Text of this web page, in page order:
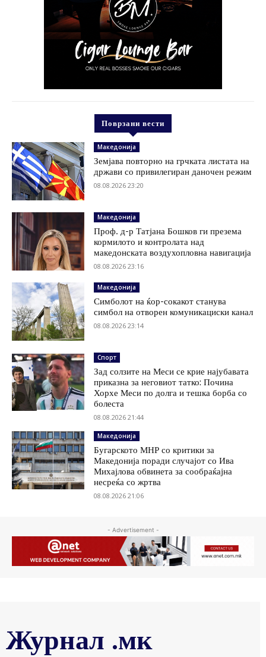
Поврзани вести
Македонија
Земјава повторно на грчката листата на
држави со привилегиран даночен режим
08.08.2026 23:20
Македонија
Проф. д-р Татјана Бошков ги презема
кормилото и контролата над
македонската воздухопловна навигација
08.08.2026 23:16
Македонија
Симболот на ќор-сокакот станува
симбол на отворен комуникациски канал
08.08.2026 23:14
Спорт
Зад солзите на Меси се крие најубавата
приказна за неговиот татко: Почина
Хорхе Меси по долга и тешка борба со
болеста
08.08.2026 21:44
Македонија
Бугарското МНР со критики за
Македонија поради случајот со Ива
Михајлова обвинета за сообраќајна
несреќа со жртва
08.08.2026 21:06
- Advertisement -
Журнал .мк